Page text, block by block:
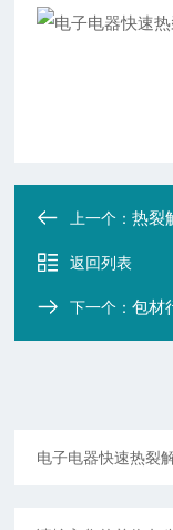
上一个：热裂
返回列表
下一个：包材